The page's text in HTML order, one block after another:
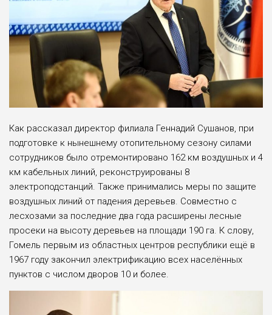
Как рассказал директор филиала Геннадий Сушанов, при
подготовке к нынешнему отопительному сезону силами
сотрудников было отремонтировано 162 км воздушных и 4
км кабельных линий, реконструированы 8
электроподстанций. Также принимались меры по защите
воздушных линий от падения деревьев. Совместно с
лесхозами за последние два года расширены лесные
просеки на высоту деревьев на площади 190 га. К слову,
Гомель первым из областных центров республики ещё в
1967 году закончил электрификацию всех населённых
пунктов с числом дворов 10 и более.